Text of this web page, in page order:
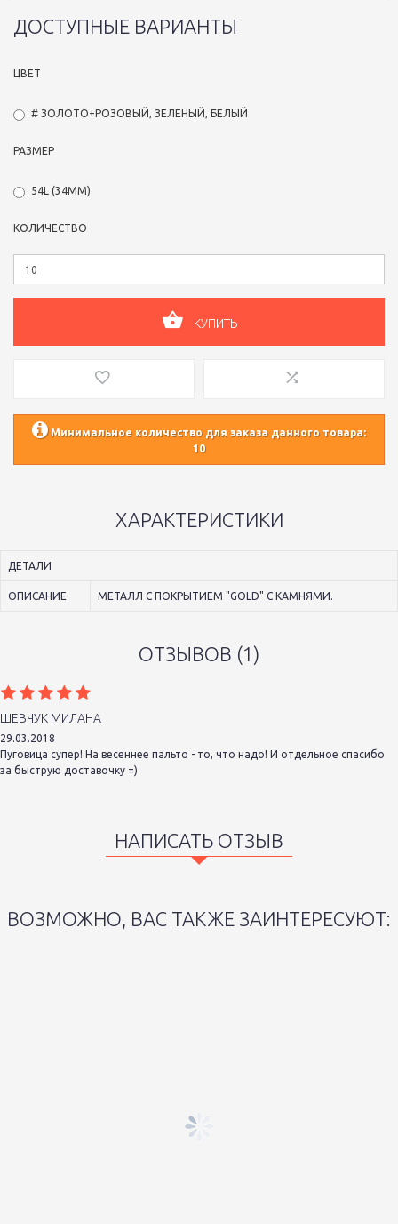
ДОСТУПНЫЕ ВАРИАНТЫ
ЦВЕТ
# ЗОЛОТО+РОЗОВЫЙ, ЗЕЛЕНЫЙ, БЕЛЫЙ
РАЗМЕР
54L (34ММ)
КОЛИЧЕСТВО
КУПИТЬ
Минимальное количество для заказа данного товара:
10
ХАРАКТЕРИСТИКИ
ДЕТАЛИ
ОПИСАНИЕ МЕТАЛЛ С ПОКРЫТИЕМ "GOLD" С КАМНЯМИ.
ОТЗЫВОВ (1)
ШЕВЧУК МИЛАНА
29.03.2018
Пуговица супер! На весеннее пальто - то, что надо! И отдельное спасибо
за быструю доставочку =)
НАПИСАТЬ ОТЗЫВ
ВОЗМОЖНО, ВАС ТАКЖЕ ЗАИНТЕРЕСУЮТ: